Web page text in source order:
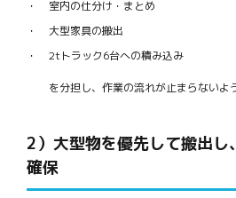
室内の仕分け・まとめ
大型家具の搬出
2tトラック6台への積み込み
を分担し、作業の流れが止まらないよ
2）大型物を優先して搬出し
確保